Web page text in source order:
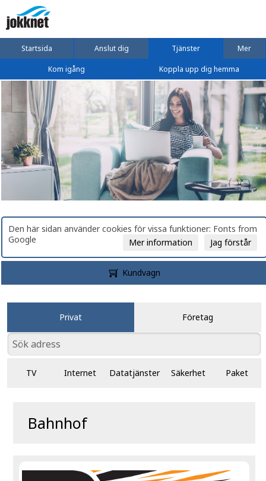
Startsida Anslut dig Tjänster Mer
Kom igång Koppla upp dig hemma
Den här sidan använder cookies för vissa funktioner: Fonts from
Google
Jag förstår
Mer information
Kundvagn
Privat Företag
TV Internet Datatjänster Säkerhet Paket
Bahnhof